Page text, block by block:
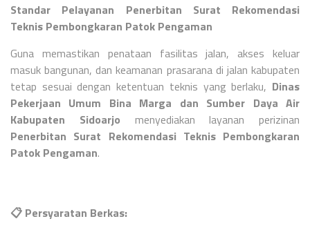
Standar Pelayanan Penerbitan Surat Rekomendasi
Teknis Pembongkaran Patok Pengaman
Guna memastikan penataan fasilitas jalan, akses keluar
masuk bangunan, dan keamanan prasarana di jalan kabupaten
tetap sesuai dengan ketentuan teknis yang berlaku, Dinas
Pekerjaan Umum Bina Marga dan Sumber Daya Air
Kabupaten Sidoarjo menyediakan layanan perizinan
Penerbitan Surat Rekomendasi Teknis Pembongkaran
Patok Pengaman.
📋 Persyaratan Berkas: